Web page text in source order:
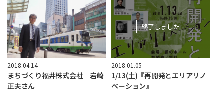
2018.04.14
まちづくり福井株式会社 岩崎
正夫さん
終了しました
2018.01.05
1/13(土)『再開発とエリアリノ
ベーション』